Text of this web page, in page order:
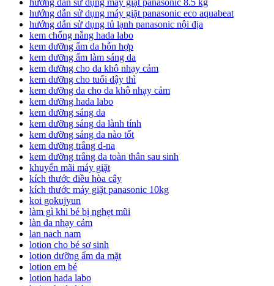
hướng dẫn sử dụng máy giặt panasonic 8.5 kg
hướng dẫn sử dụng máy giặt panasonic eco aquabeat
hướng dẫn sử dụng tủ lạnh panasonic nội địa
kem chống nắng hada labo
kem dưỡng ẩm da hỗn hợp
kem dưỡng ẩm làm sáng da
kem dưỡng cho da khô nhạy cảm
kem dưỡng cho tuổi dậy thì
kem dưỡng da cho da khô nhạy cảm
kem dưỡng hada labo
kem dưỡng sáng da
kem dưỡng sáng da lành tính
kem dưỡng sáng da nào tốt
kem dưỡng trắng d-na
kem dưỡng trắng da toàn thân sau sinh
khuyến mãi máy giặt
kích thước điều hòa cây
kích thước máy giặt panasonic 10kg
koi gokujyun
làm gì khi bé bị nghẹt mũi
làn da nhạy cảm
lan nach nam
lotion cho bé sơ sinh
lotion dưỡng ẩm da mặt
lotion em bé
lotion hada labo